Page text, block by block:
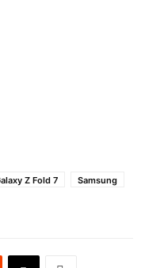
Z Fold 7
Samsung